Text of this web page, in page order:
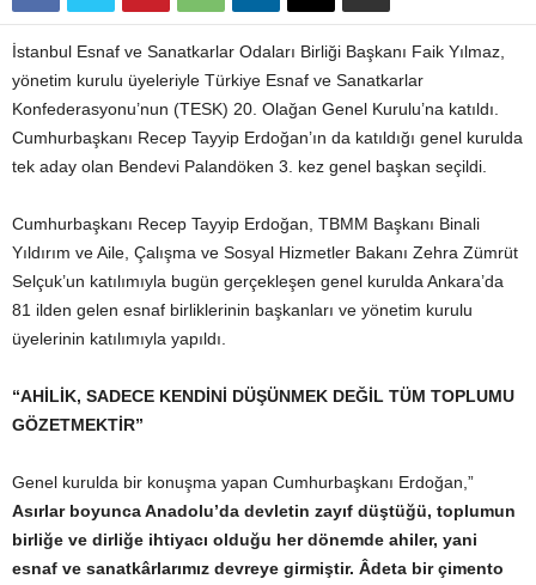
İstanbul Esnaf ve Sanatkarlar Odaları Birliği Başkanı Faik Yılmaz,
yönetim kurulu üyeleriyle Türkiye Esnaf ve Sanatkarlar
Konfederasyonu’nun (TESK) 20. Olağan Genel Kurulu’na katıldı.
Cumhurbaşkanı Recep Tayyip Erdoğan’ın da katıldığı genel kurulda
tek aday olan Bendevi Palandöken 3. kez genel başkan seçildi.
Cumhurbaşkanı Recep Tayyip Erdoğan, TBMM Başkanı Binali
Yıldırım ve Aile, Çalışma ve Sosyal Hizmetler Bakanı Zehra Zümrüt
Selçuk’un katılımıyla bugün gerçekleşen genel kurulda Ankara’da
81 ilden gelen esnaf birliklerinin başkanları ve yönetim kurulu
üyelerinin katılımıyla yapıldı.
“AHİLİK, SADECE KENDİNİ DÜŞÜNMEK DEĞİL TÜM TOPLUMU
GÖZETMEKTİR”
Genel kurulda bir konuşma yapan Cumhurbaşkanı Erdoğan,”
Asırlar boyunca Anadolu’da devletin zayıf düştüğü, toplumun
birliğe ve dirliğe ihtiyacı olduğu her dönemde ahiler, yani
esnaf ve sanatkârlarımız devreye girmiştir. Âdeta bir çimento